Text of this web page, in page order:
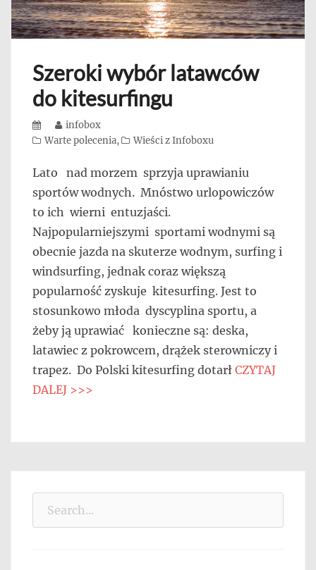
Szeroki wybór latawców
do kitesurfingu
Posted
on
Author
infobox
Categories
Warte polecenia, Wieści z Infoboxu
Lato nad morzem sprzyja uprawianiu
sportów wodnych. Mnóstwo urlopowiczów
to ich wierni entuzjaści.
Najpopularniejszymi sportami wodnymi są
obecnie jazda na skuterze wodnym, surfing i
windsurfing, jednak coraz większą
popularność zyskuje kitesurfing. Jest to
stosunkowo młoda dyscyplina sportu, a
żeby ją uprawiać konieczne są: deska,
latawiec z pokrowcem, drążek sterowniczy i
trapez. Do Polski kitesurfing dotarł CZYTAJ
DALEJ >>>